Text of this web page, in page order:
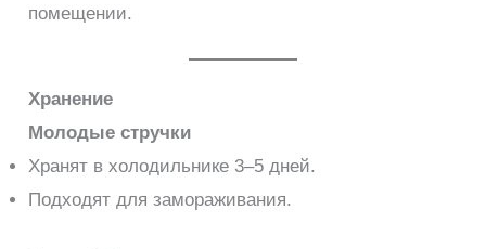
помещении.
Хранение
Молодые стручки
Хранят в холодильнике 3–5 дней.
Подходят для замораживания.